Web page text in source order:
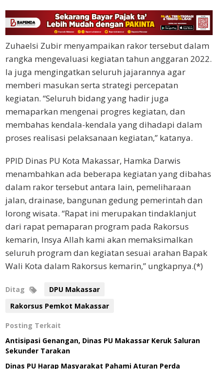
Zuhaelsi Zubir menyampaikan rakor tersebut dalam
rangka mengevaluasi kegiatan tahun anggaran 2022.
Ia juga mengingatkan seluruh jajarannya agar
memberi masukan serta strategi percepatan
kegiatan. “Seluruh bidang yang hadir juga
memaparkan mengenai progres kegiatan, dan
membahas kendala-kendala yang dihadapi dalam
proses realisasi pelaksanaan kegiatan,” katanya.
PPID Dinas PU Kota Makassar, Hamka Darwis
menambahkan ada beberapa kegiatan yang dibahas
dalam rakor tersebut antara lain, pemeliharaan
jalan, drainase, bangunan gedung pemerintah dan
lorong wisata. “Rapat ini merupakan tindaklanjut
dari rapat pemaparan program pada Rakorsus
kemarin, Insya Allah kami akan memaksimalkan
seluruh program dan kegiatan sesuai arahan Bapak
Wali Kota dalam Rakorsus kemarin,” ungkapnya.(*)
Ditag
DPU Makassar
Rakorsus Pemkot Makassar
Posting Terkait
Antisipasi Genangan, Dinas PU Makassar Keruk Saluran
Sekunder Tarakan
Dinas PU Harap Masyarakat Pahami Aturan Perda